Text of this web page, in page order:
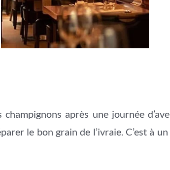
après une journée
le bon grain de l’ivraie. C’est à